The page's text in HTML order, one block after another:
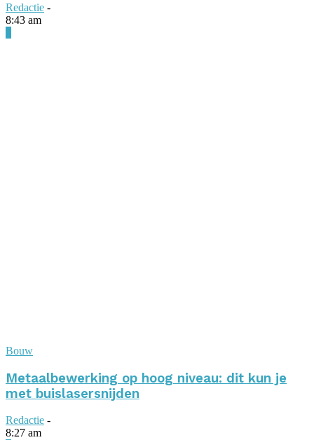
Redactie -
8:43 am
Bouw
Metaalbewerking op hoog niveau: dit kun je
met buislasersnijden
Redactie -
8:27 am